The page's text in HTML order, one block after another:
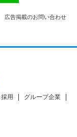
広告掲載のお問い合わせ
採用
グループ企業